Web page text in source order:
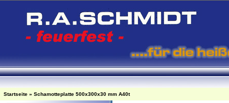
Startseite » Schamotteplatte 500x300x30 mm A40t